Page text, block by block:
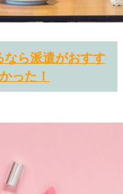
なら派遣がおすす
った！